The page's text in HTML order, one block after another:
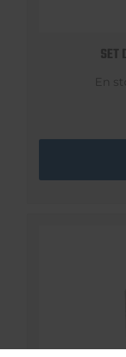
SET
En